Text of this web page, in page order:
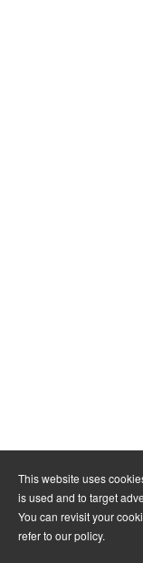
This website uses
is used and to target
You can revisit your
refer to our policy.